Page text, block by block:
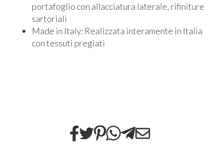
portafoglio con allacciatura laterale, rifiniture
sartoriali
Made in Italy: Realizzata interamente in Italia
con tessuti pregiati